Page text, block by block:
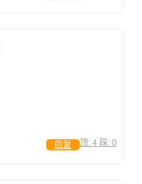
顶: 4 踩: 0
回复